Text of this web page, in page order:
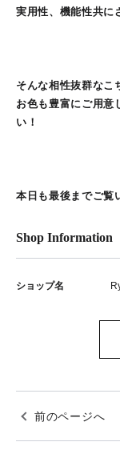
実用性、機能性共に
そんな相性抜群なこ
お色も豊富にご用意
い！
本日も最後までご覧
Shop Information
ショップ名
前のページへ